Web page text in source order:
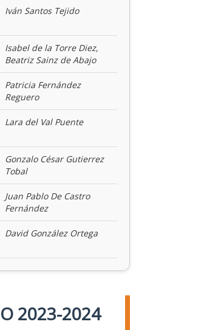
Iván Santos Tejido
Isabel de la Torre Diez,
Beatriz Sainz de Abajo
Patricia Fernández
Reguero
Lara del Val Puente
Gonzalo César Gutierrez
Tobal
Juan Pablo De Castro
Fernández
David González Ortega
2023-2024